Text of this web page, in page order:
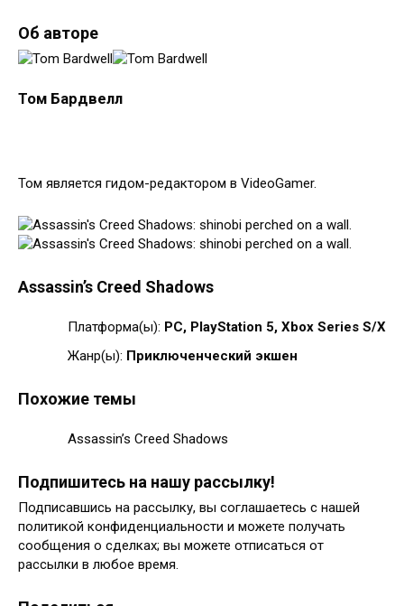
Об авторе
Том Бардвелл
Том является гидом-редактором в VideoGamer.
Assassin’s Creed Shadows
Платформа(ы): PC, PlayStation 5, Xbox Series S/X
Жанр(ы): Приключенческий экшен
Похожие темы
Assassin’s Creed Shadows
Подпишитесь на нашу рассылку!
Подписавшись на рассылку, вы соглашаетесь с нашей
политикой конфиденциальности и можете получать
сообщения о сделках; вы можете отписаться от
рассылки в любое время.